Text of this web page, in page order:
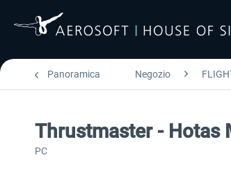
Panoramica Negozio
Thrustmaster - Hotas
PC